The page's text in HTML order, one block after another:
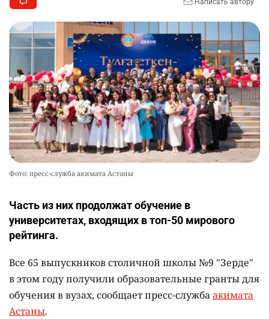
Фото: пресс-служба акимата Астаны
Часть из них продолжат обучение в
университетах, входящих в топ-50 мирового
рейтинга.
Все 65 выпускников столичной школы №9 "Зерде"
в этом году получили образовательные гранты для
обучения в вузах, сообщает пресс-службаакимата
Астаны.